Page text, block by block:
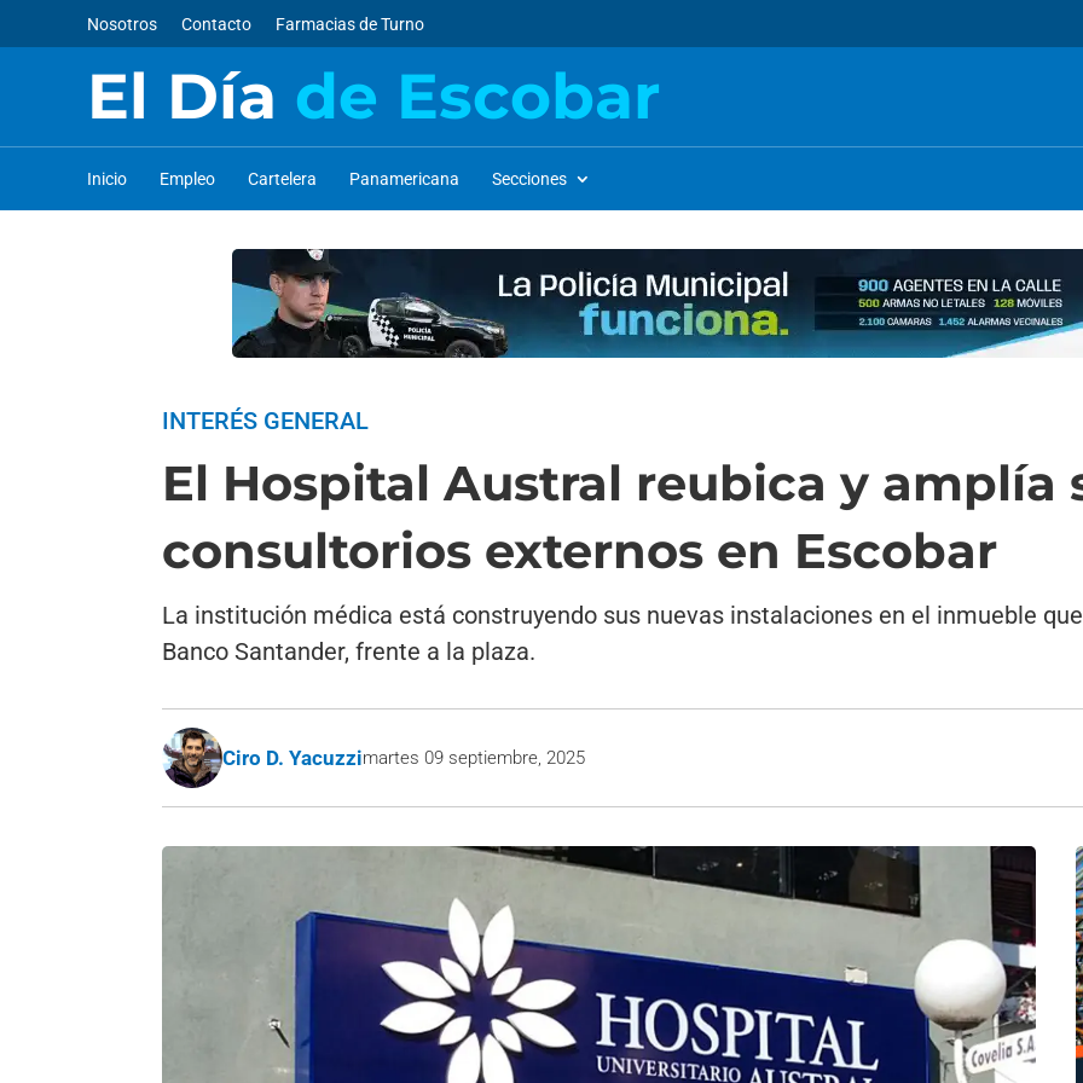
Nosotros Contacto Farmacias de Turno
El Día de Escobar
Inicio Empleo Cartelera Panamericana Secciones
INTERÉS GENERAL
El Hospital Austral reubica y amplía
consultorios externos en Escobar
La institución médica está construyendo sus nuevas instalaciones en el inmueble
Banco Santander, frente a la plaza.
Ciro D. Yacuzzimartes 09 septiembre, 2025